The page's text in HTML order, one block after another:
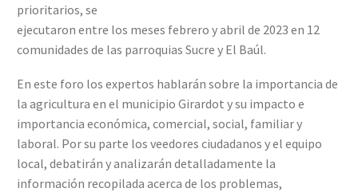
prioritarios, se
ejecutaron entre los meses febrero y abril de 2023 en 12
comunidades de las parroquias Sucre y El Baúl.
En este foro los expertos hablarán sobre la importancia de
la agricultura en el municipio Girardot y su impacto e
importancia económica, comercial, social, familiar y
laboral. Por su parte los veedores ciudadanos y el equipo
local, debatirán y analizarán detalladamente la
información recopilada acerca de los problemas,